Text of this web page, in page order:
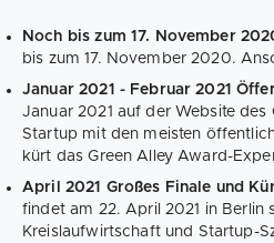
Noch bis zum 17. November
bis zum 17. November 2020.
Januar 2021 - Februar 2021
Januar 2021 auf der Website
Startup mit den meisten
kürt das Green Alley Award-
April 2021 Großes Finale und
findet am 22. April 2021 in
Kreislaufwirtschaft und Startup-